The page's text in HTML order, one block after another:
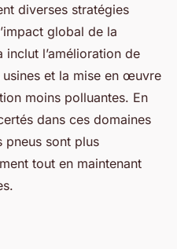
diverses stratégies
global de la
inclut l’amélioration de
usines et la mise en œuvre
moins polluantes. En
dans ces domaines
pneus sont plus
tout en maintenant